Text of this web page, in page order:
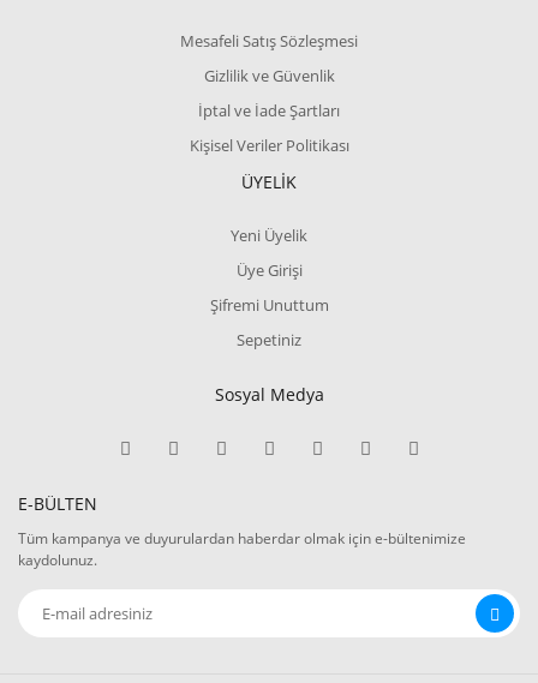
Mesafeli Satış Sözleşmesi
Gizlilik ve Güvenlik
İptal ve İade Şartları
Kişisel Veriler Politikası
ÜYELİK
Yeni Üyelik
Üye Girişi
Şifremi Unuttum
Sepetiniz
Sosyal Medya
E-BÜLTEN
Tüm kampanya ve duyurulardan haberdar olmak için e-bültenimize
kaydolunuz.